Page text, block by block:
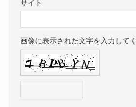
サイト
画像に表示された文字を入力して